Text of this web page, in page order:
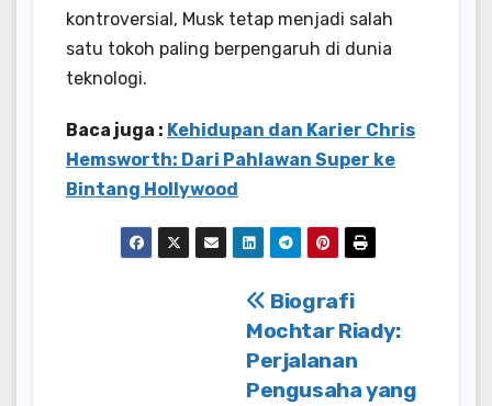
kontroversial, Musk tetap menjadi salah
satu tokoh paling berpengaruh di dunia
teknologi.
Baca juga : Kehidupan dan Karier Chris
Hemsworth: Dari Pahlawan Super ke
Bintang Hollywood
navigation
Biografi
Mochtar Riady:
Perjalanan
Pengusaha yang